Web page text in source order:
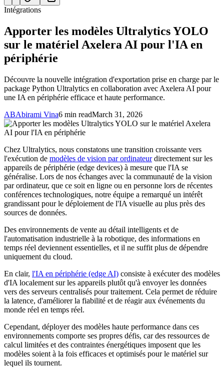
Intégrations
Apporter les modèles Ultralytics YOLO
sur le matériel Axelera AI pour l'IA en
périphérie
Découvre la nouvelle intégration d'exportation prise en charge par le
package Python Ultralytics en collaboration avec Axelera AI pour
une IA en périphérie efficace et haute performance.
ABAbirami Vina6 min readMarch 31, 2026
Chez Ultralytics, nous constatons une transition croissante vers
l'exécution de modèles de vision par ordinateurdirectement sur les
appareils de périphérie (edge devices) à mesure que l'IA se
généralise. Lors de nos échanges avec la communauté de la vision
par ordinateur, que ce soit en ligne ou en personne lors de récentes
conférences technologiques, notre équipe a remarqué un intérêt
grandissant pour le déploiement de l'IA visuelle au plus près des
sources de données.
Des environnements de vente au détail intelligents et de
l'automatisation industrielle à la robotique, des informations en
temps réel deviennent essentielles, et il ne suffit plus de dépendre
uniquement du cloud.
En clair, l'IA en périphérie (edge AI) consiste à exécuter des modèles
d'IA localement sur les appareils plutôt qu'à envoyer les données
vers des serveurs centralisés pour traitement. Cela permet de réduire
la latence, d'améliorer la fiabilité et de réagir aux événements du
monde réel en temps réel.
Cependant, déployer des modèles haute performance dans ces
environnements comporte ses propres défis, car des ressources de
calcul limitées et des contraintes énergétiques imposent que les
modèles soient à la fois efficaces et optimisés pour le matériel sur
lequel ils tournent.